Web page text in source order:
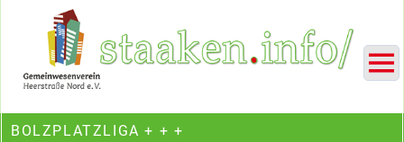
Ein Projekt des Gemeinwesenvereins Heerstraße Nord
BOLZPLATZLIGA + + +